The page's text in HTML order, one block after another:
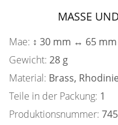
MASSE
Mae: ↕ 30 mm ↔ 65 mm
Gewicht: 28 g
Material: Brass,
Teile in der Packung: 1
Produktionsnummer: